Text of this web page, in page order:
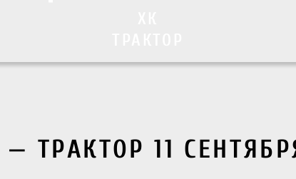
ТРАКТОР 11